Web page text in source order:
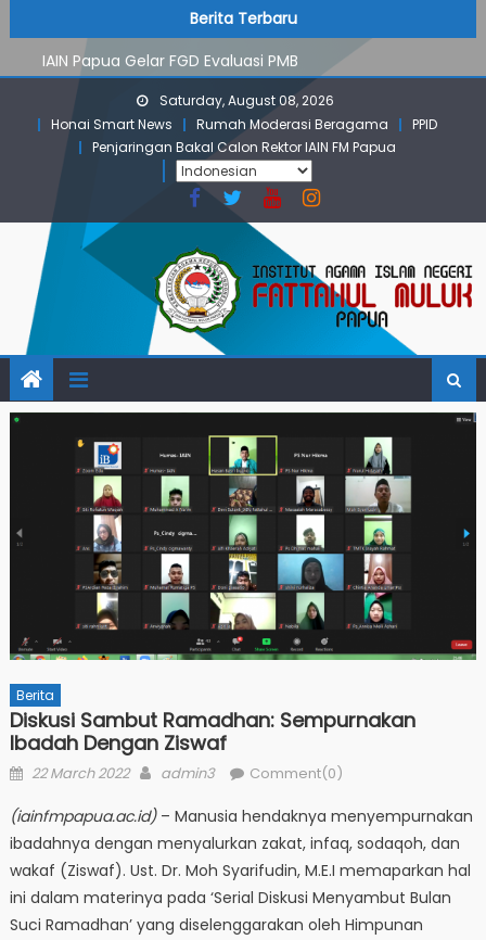
to
content
Berita Terbaru
IAIN Papua Gelar FGD Evaluasi PMB
KKN IAIN Papua: Kelompok Skow Sae Kolaborasi dengan
KKN UGM dan Uncen
Para Mahasiswa PGMI IAIN Papua Tembus Jurnal
Terindeks Google Scholar
Pembekalan KKN: Bangun Komunikasi Aktif dengan
Masyarakat
PMB Jalur Mandiri: Peserta Ujian Dari Lanny Jaya Hingga
Maluku
Saturday, August 08, 2026
Honai Smart News
Rumah Moderasi Beragama
PPID
Penjaringan Bakal Calon Rektor IAIN FM Papua
Berita
Diskusi Sambut Ramadhan: Sempurnakan
Ibadah Dengan Ziswaf
Posted
22 March 2022 Author
admin3 Comment(0)
(iainfmpapua.ac.id)– Manusia hendaknya menyempurnakan
ibadahnya dengan menyalurkan zakat, infaq, sodaqoh, dan
wakaf (Ziswaf). Ust. Dr. Moh Syarifudin, M.E.I memaparkan hal
ini dalam materinya pada ‘Serial Diskusi Menyambut Bulan
Suci Ramadhan’ yang diselenggarakan oleh Himpunan